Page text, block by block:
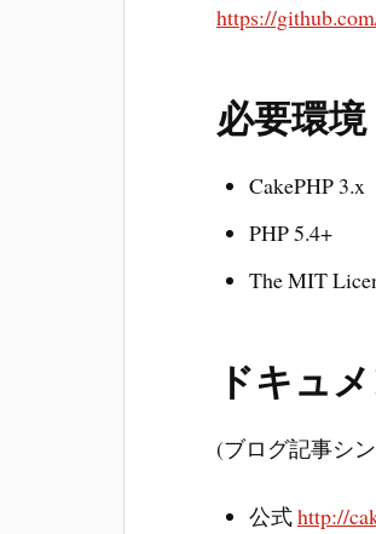
https://
必要環
CakePHP 3.x
PHP 5.4+
The MIT
ドキュ
(ブログ記事シ
公式http://